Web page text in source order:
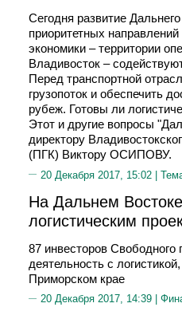
Сегодня развитие
приоритетных
экономики – территории
Владивосток –
Перед транспортной
грузопоток и обеспечить
рубеж. Готовы ли
Этот и другие вопросы
директору
(ПГК) Виктору ОСИПОВУ.
20 Декабря 2017, 15:02 |
На Дальнем
логистическим
87 инвесторов
деятельность с
Приморском крае
20 Декабря 2017, 14:39 |